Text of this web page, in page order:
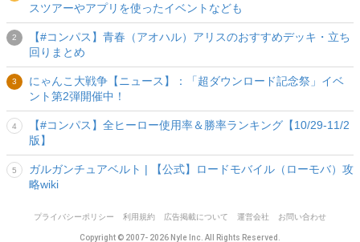
スツアーやアプリを使ったイベントなども
【#コンパス】青春（アオハル）アリスのおすすめデッキ・立ち
回りまとめ
にゃんこ大戦争【ニュース】：「超ダウンロード記念祭」イベ
ント第2弾開催中！
【#コンパス】全ヒーロー使用率＆勝率ランキング【10/29-11/2
版】
ガルガンチュアベルト | 【公式】ロードモバイル（ローモバ）攻
略wiki
プライバシーポリシー 利用規約 広告掲載について 運営会社 お問い合わせ
Copyright © 2007- 2026 Nyle Inc. All Rights Reserved.